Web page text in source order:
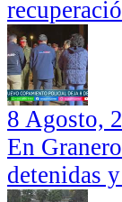
8 Agosto,
En
detenidas